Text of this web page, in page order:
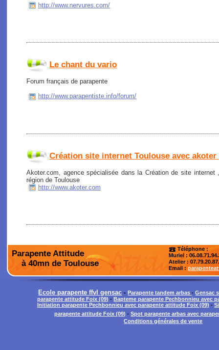
http://www.nervures.com/
Le chant du vario
Forum français de parapente
http://www.parapentiste.info/forum/
Création site internet Toulouse avec
Akoter.com, agence spécialisée dans la Création de site
région de Toulouse
http://www.akoter.com
Parapente Attitude
à 40mn de Toulouse
Téléphone :
Muriel :
Atelier:
Email :
Ecole parapente ffvl gensac -Parapente tandem arbas-Gensac
parapente attitude Foix (09) - Bapteme parapente Pechbonnieu avec
Initiation parapente Pechbonnieu avec parapente attitude Foix (09) -
parapente attitude Foix (09) -Spot parapente arbas avec
Conditions générales de vente